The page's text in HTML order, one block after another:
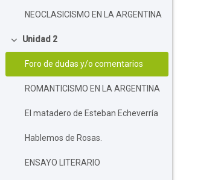
NEOCLASICISMO EN LA ARGENTINA
Unidad 2
Foro de dudas y/o comentarios
ROMANTICISMO EN LA ARGENTINA
El matadero de Esteban Echeverría
Hablemos de Rosas.
ENSAYO LITERARIO